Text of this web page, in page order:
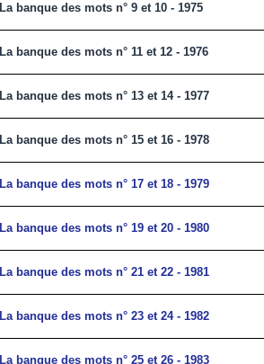
La banque des mots n° 9 et 10 - 1975
La banque des mots n° 11 et 12 - 1976
La banque des mots n° 13 et 14 - 1977
La banque des mots n° 15 et 16 - 1978
La banque des mots n° 17 et 18 - 1979
La banque des mots n° 19 et 20 - 1980
La banque des mots n° 21 et 22 -1981
La banque des mots n° 23 et 24 -1982
La banque des mots n° 25 et 26 -1983